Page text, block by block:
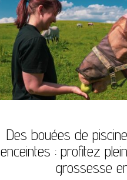
Des bouées de
enceintes : profitez
grossesse